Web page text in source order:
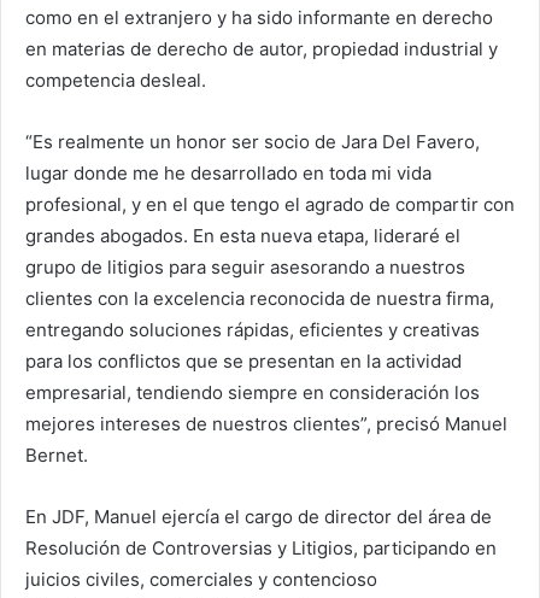
como en el extranjero y ha sido informante en derecho
en materias de derecho de autor, propiedad industrial y
competencia desleal.
“Es realmente un honor ser socio de Jara Del Favero,
lugar donde me he desarrollado en toda mi vida
profesional, y en el que tengo el agrado de compartir con
grandes abogados. En esta nueva etapa, lideraré el
grupo de litigios para seguir asesorando a nuestros
clientes con la excelencia reconocida de nuestra firma,
entregando soluciones rápidas, eficientes y creativas
para los conflictos que se presentan en la actividad
empresarial, tendiendo siempre en consideración los
mejores intereses de nuestros clientes”, precisó Manuel
Bernet.
En JDF, Manuel ejercía el cargo de director del área de
Resolución de Controversias y Litigios, participando en
juicios civiles, comerciales y contencioso